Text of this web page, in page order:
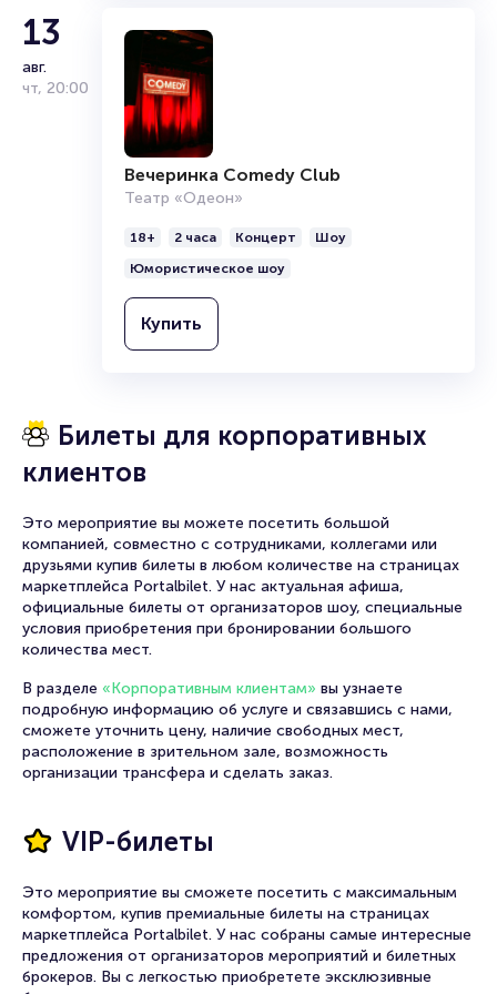
13
авг.
чт, 20:00
Вечеринка Comedy Club
Театр «Одеон»
18+ 2 часа Концерт
Шоу
Юмористическое шоу
Купить
Билеты для корпоративных
клиентов
Это мероприятие вы можете посетить большой
компанией, совместно с сотрудниками, коллегами или
друзьями купив билеты в любом количестве на страницах
маркетплейса Portalbilet. У нас актуальная афиша,
официальные билеты от организаторов шоу, специальные
условия приобретения при бронировании большого
количества мест.
В разделе «Корпоративным клиентам» вы узнаете
подробную информацию об услуге и связавшись с нами,
сможете уточнить цену, наличие свободных мест,
расположение в зрительном зале, возможность
организации трансфера и сделать заказ.
VIP-билеты
Это мероприятие вы сможете посетить с максимальным
комфортом, купив премиальные билеты на страницах
маркетплейса Portalbilet. У нас собраны самые интересные
предложения от организаторов мероприятий и билетных
брокеров. Вы с легкостью приобретете эксклюзивные